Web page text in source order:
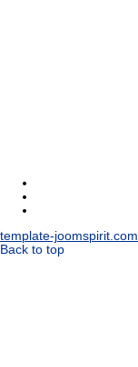
template-joomspirit.com
Back to top